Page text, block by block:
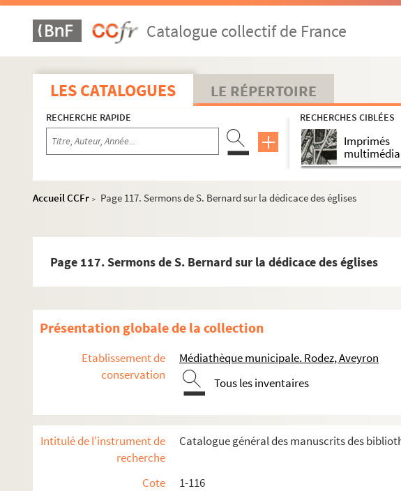
Catalogue collectif de France
LES CATALOGUES LE RÉPERTOIRE
RECHERCHE RAPIDE RECHERCHES CIBLÉES
Imprimés
multimédia
Accueil CCFr >
Page 117. Sermons de S. Bernard sur la dédicace des églises
Page 117. Sermons de S. Bernard sur la dédicace des églises
Présentation globale de la collection
Etablissement de
conservation
Médiathèque municipale. Rodez, Aveyron
Tous les inventaires
Intitulé de l'instrument de
recherche
Catalogue général des manuscrits des
Cote
1-116